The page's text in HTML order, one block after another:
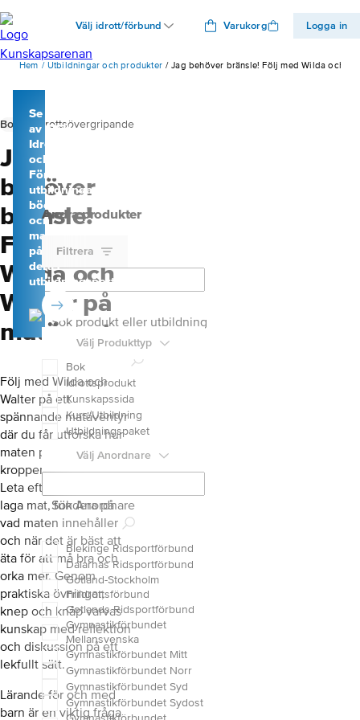
Välj idrott/förbund Varukorg Logga in
Hem Utbildningar och produkter Jag behöver bränsle! Följ med Wilda och
Bok Idrottsövergripande
Jag
behöver
bränsle!
Följ med
Wilda och
Walter på
matäventyr
Följ med Wilda och
Walter på ett
spännande matäventyr
där du får utforska hur
maten påverkar både
kroppen och hjärnan.
Leta efter vitaminer,
laga mat, fundera på
vad maten innehåller
och när det är bäst att
äta för att må bra och
orka mer. Genom
praktiska övningar,
knep och knåp varvas
kunskap med reflektion
och diskussion på ett
lekfullt sätt.
Lärande för och med
barn är en viktig fråga
Se mer
av SISU
Idrottsutbildarna
och
Förlags
utbildningar,
böcker
och
material
på
deras
utbildningsportal
Andra produkter
Filtrera
Sök produkt eller utbildning
Välj Produkttyp
Bok
Idrottsprodukt
Kunskapssida
Kurs/Utbildning
Utbildningspaket
Välj Anordnare
Sök Anordnare
Blekinge Ridsportförbund
Dalarnas Ridsportförbund
Gotland-Stockholm
Friidrottsförbund
Gotlands Ridsportförbund
Gymnastikförbundet
Mellansvenska
Gymnastikförbundet Mitt
Gymnastikförbundet Norr
Gymnastikförbundet Syd
Gymnastikförbundet Sydost